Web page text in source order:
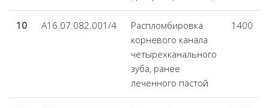
10 А16.07.082.001/4
Распломбировка
корневого канала
четырехканального
зуба, ранее
леченного пастой
1400